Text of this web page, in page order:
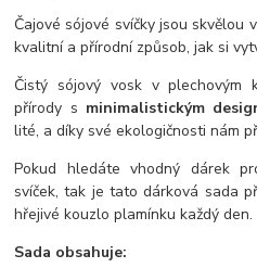
Čajové sójové svíčky jsou skvělou
kvalitní a přírodní způsob, jak si
Čistý sójový voskv plechovým
přírody s minimalistickým
lité, a díky své ekologičnosti nám
Pokud hledáte vhodný dárek
svíček, tak je tato dárková sada
hřejivé kouzlo plamínku každý den.
Sada obsahuje: